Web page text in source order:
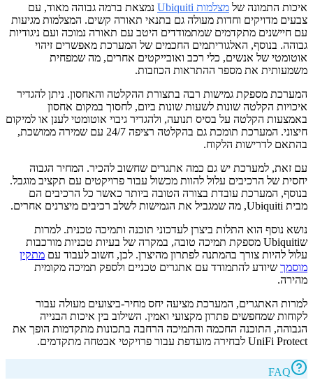
איכות התמונה של מצלמות Ubiquiti
נמצאת ברמה גבוהה מאוד, עם
צבעים מדויקים וחדות מעולה גם בתנאי תאורה קשים. המצלמות מגיעות
עם חיישנים מתקדמים שמתמודדים היטב עם תאורה נמוכה ועם ניגודיות
גבוהה. בנוסף, האלגוריתמים החכמים של המערכת מאפשרים זיהוי
אוטומטי של אנשים, כלי רכב ואובייקטים אחרים, מה שמפחית
משמעותית את מספר ההתראות הכוזבות.
המערכת מספקת גמישות רבה בתצורת ההקלטה והאחסון. ניתן להגדיר
איכויות הקלטה שונות לשעות שונות ביום, לחסוך במקום אחסון
באמצעות הקלטה על בסיס תנועה, ולהגדיר גיבוי אוטומטי לענן או למיקום
חיצוני. המערכת תומכת גם בהקלטה רציפה 24/7 עם שמירה ממושכת,
בהתאם לדרישות הלקוח.
עם זאת, למערכת יש גם כמה אתגרים שחשוב להכיר. המחיר הגבוה
יחסית של הרכיבים עלול להוות מכשול עבור פרויקטים עם תקציב מוגבל.
בנוסף, המערכת עובדת בצורה הטובה ביותר כאשר כל הרכיבים הם
מבית Ubiquiti, מה שמגביל את הגמישות לשלב רכיבים מיצרנים אחרים.
נושא נוסף הוא התלות ביצרן לעדכוני תוכנה ותמיכה טכנית. למרות
שUbiquiti מספקת תמיכה טובה, במקרה של בעיות טכניות מורכבות
עלול להיות צורך בהמתנה לפתרון מהיצרן. לכן, חשוב לעבוד עם מתקין
מוסמך שיודע להתמודד עם אתגרים טכניים ולספק תמיכה מקומית
מהירה.
למרות האתגרים, המערכת מציעה יחס מחיר-ביצועים מעולה עבור
לקוחות שמחפשים פתרון מקצועי ואמין. השילוב בין איכות הבנייה
הגבוהה, התוכנה החכמה והתמיכה הרחבה בתכונות מתקדמות הופך את
UniFi Protect לבחירה מועדפת עבור פרויקטי אבטחה מתקדמים.
FAQ